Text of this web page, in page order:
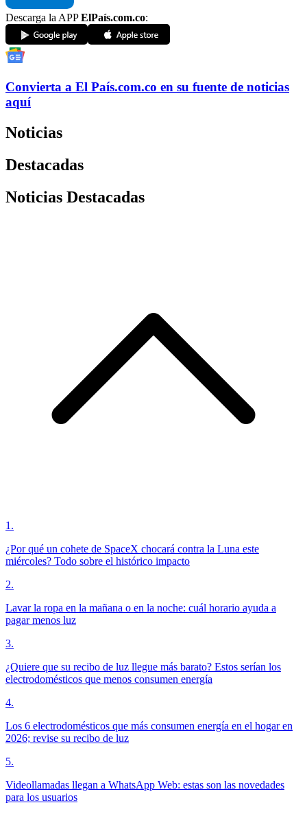
Descarga la APPElPaís.com.co:
Convierta a El País.com.co en su fuente de noticias
aquí
Noticias
Destacadas
Noticias Destacadas
1 .
¿Por qué un cohete de SpaceX chocará contra la Luna este
miércoles? Todo sobre el histórico impacto
2.
Lavar la ropa en la mañana o en la noche: cuál horario ayuda a
pagar menos luz
3.
¿Quiere que su recibo de luz llegue más barato? Estos serían los
electrodomésticos que menos consumen energía
4.
Los 6 electrodomésticos que más consumen energía en el hogar en
2026; revise su recibo de luz
5.
Videollamadas llegan a WhatsApp Web: estas son las novedades
para los usuarios